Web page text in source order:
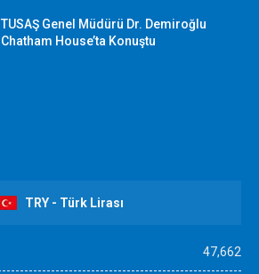
TUSAŞ Genel Müdürü Dr. Demiroğlu
Chatham House’ta Konuştu
TRY - Türk Lirası
47,662